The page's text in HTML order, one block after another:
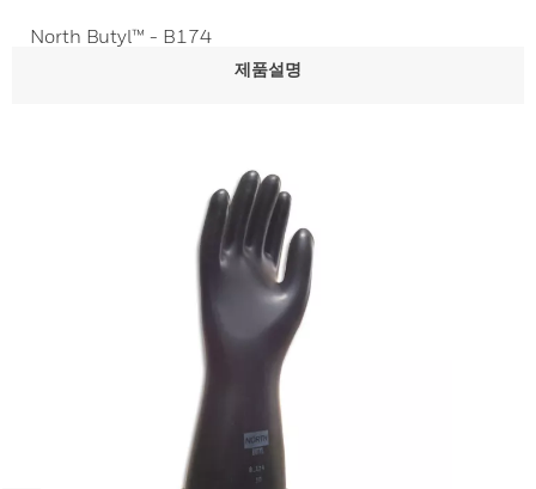
North Butyl™ - B174
제품설명